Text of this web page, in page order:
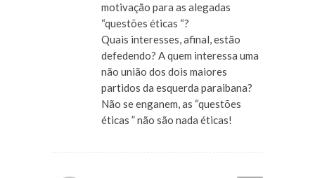
motivação para as alegadas
“questões éticas “?
Quais interesses, afinal, estão
defedendo? A quem interessa uma
não união dos dois maiores
partidos da esquerda paraibana?
Não se enganem, as “questões
éticas ” não são nada éticas!